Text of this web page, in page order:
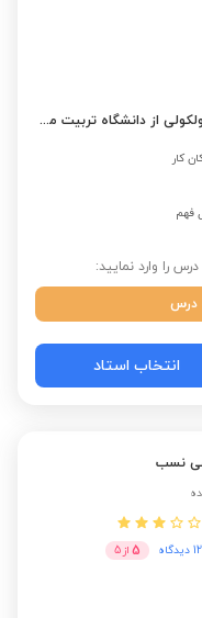
کارشناسی ارشد زیست شناسی سلولی مولکولی از دانشگاه تربیت مدرس
فهم
را وارد نمایید:
درس
انتخاب استاد
نسب
5 از 5